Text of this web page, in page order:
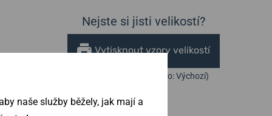
Nejste si jisti velikostí?
Vytisknout vzory velikostí
(U tisku nastavte Měřítko: Výchozí)
naše služby běžely, jak mají a